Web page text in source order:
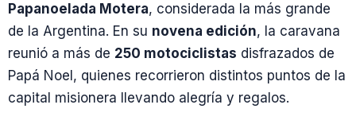
Papanoelada Motera, considerada la más grande
de la Argentina. En su novena edición, la caravana
reunió a más de 250 motociclistas disfrazados de
Papá Noel, quienes recorrieron distintos puntos de la
capital misionera llevando alegría y regalos.